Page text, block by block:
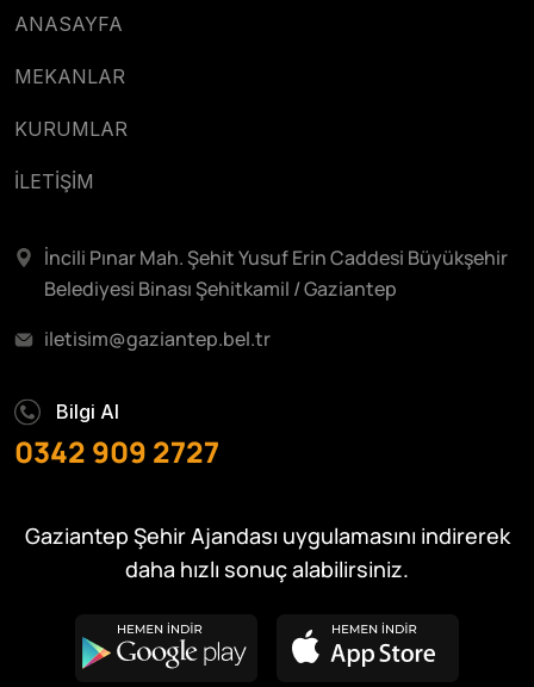
ANASAYFA
MEKANLAR
KURUMLAR
İLETİŞİM
İncili Pınar Mah. Şehit Yusuf Erin Caddesi Büyükşehir
Belediyesi Binası Şehitkamil / Gaziantep
iletisim@gaziantep.bel.tr
Bilgi Al
0342 909 2727
Gaziantep Şehir Ajandası uygulamasını indirerek
daha hızlı sonuç alabilirsiniz.